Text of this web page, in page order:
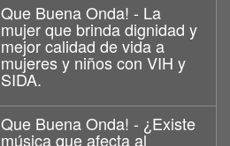
Que Buena Onda! - La
mujer que brinda dignidad y
mejor calidad de vida a
mujeres y niños con VIH y
SIDA.
Que Buena Onda! - ¿Existe
música que afecta al